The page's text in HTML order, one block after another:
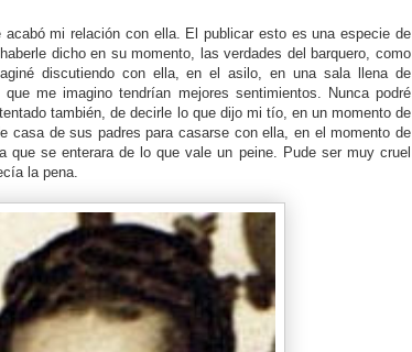
acabó mi relación con ella. El publicar esto es una especie de
dicho en su momento, las verdades del barquero, como
discutiendo con ella, en el asilo, en una sala llena de
me imagino tendrían mejores sentimientos. Nunca podré
también, de decirle lo que dijo mi tío, en un momento de
casa de sus padres para casarse con ella, en el momento de
que se enterara de lo que vale un peine. Pude ser muy cruel
la pena.